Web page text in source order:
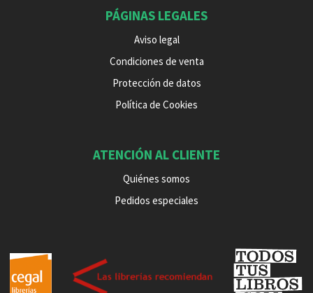
PÁGINAS LEGALES
Aviso legal
Condiciones de venta
Protección de datos
Política de Cookies
ATENCIÓN AL CLIENTE
Quiénes somos
Pedidos especiales